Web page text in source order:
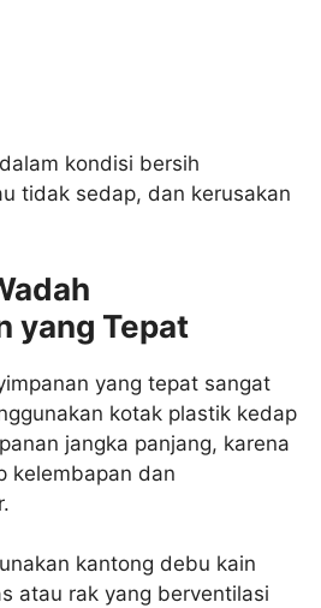
kondisi bersih
tidak sedap, dan kerusakan
yang Tepat
yang tepat sangat
kotak plastik kedap
jangka panjang, karena
kelembapan dan
kantong debu kain
atau rak yang berventilasi